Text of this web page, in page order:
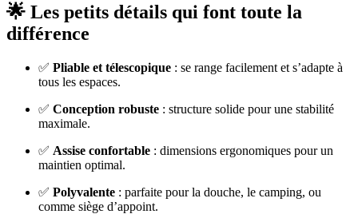
🌟 Les petits détails qui font toute la
différence
✅ Pliable et télescopique : se range facilement et s’adapte à
tous les espaces.
✅ Conception robuste : structure solide pour une stabilité
maximale.
✅ Assise confortable : dimensions ergonomiques pour un
maintien optimal.
✅ Polyvalente : parfaite pour la douche, le camping, ou
comme siège d’appoint.